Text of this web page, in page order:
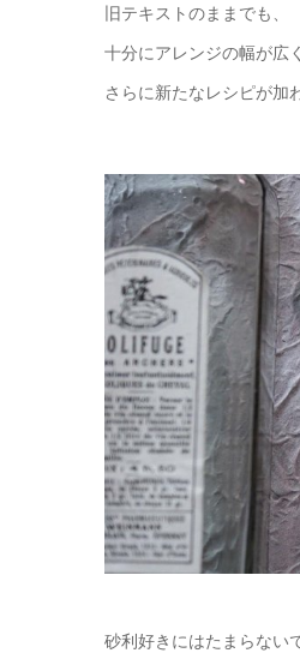
旧テキストのままでも、
十分にアレンジの幅が広
さらに新たなレシピが加
砂利好きにはたまらない